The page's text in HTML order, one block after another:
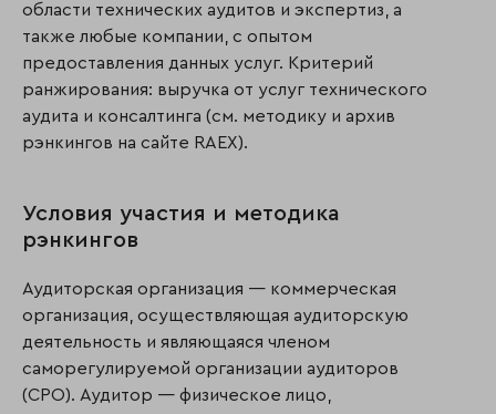
области технических аудитов и экспертиз, а
также любые компании, с опытом
предоставления данных услуг. Критерий
ранжирования: выручка от услуг технического
аудита и кон­салтинга (см. методику и архив
рэнкингов на сайте RAEX).
Условия участия и методика
рэнкингов
Аудиторская организация — коммерческая
организация, осуществляющая аудиторскую
деятельность и являющаяся членом
саморегулируемой организации аудиторов
(СРО). Аудитор — физическое лицо,